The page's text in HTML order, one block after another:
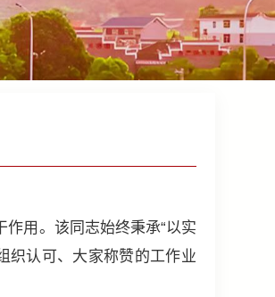
用。该同志始终秉承“以实
织认可、大家称赞的工作业